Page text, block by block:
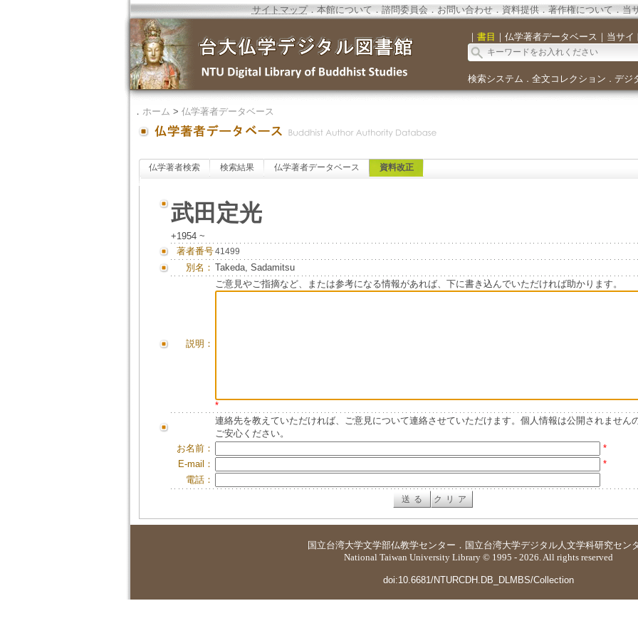
サイトマップ．本館について．諮問委員会． お問い合わせ． 資料提供．著作権について．当
｜ 書目 ｜ 仏学著者データベース ｜ 当サイ
検索システム ． 全文コレクション ． デジ
． ホーム > 仏学著者データベース
仏学著者検索 検索結果 仏学著者データベース 資料改正
武田定光
+1954 ~
著者番号41499
別名： Takeda, Sadamitsu
説明：
ご意見やご指摘など、または参考になる情報があれば、下に書き込んでいただければ助かります。
*
連絡先を教えていただければ、ご意見について連絡させていただけます。個人情報は公開されません
ご安心ください。
お名前：
*
E-mail：
*
電話：
国立台湾大学文学部仏教学センター ． 国立台湾大学デジタル人文学科研究セン
National Taiwan University Library © 1995 - 2026. All rights reserved
doi:10.6681/NTURCDH.DB_DLMBS/Collection